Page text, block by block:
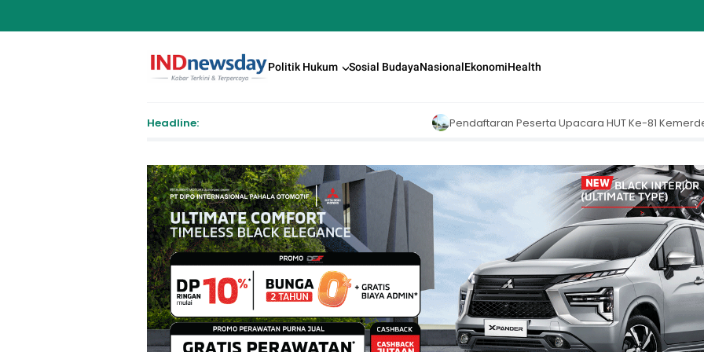
Politik Hukum Sosial BudayaNasionalEkonomiHealth
Headline: Pendaftaran Peserta Upacara HUT Ke-81 Kemerdekaan RI di Istana